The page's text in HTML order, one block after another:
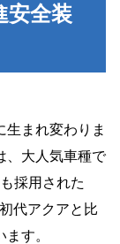
安全装
生まれ変わりま
、大人気車種で
採用された
代アクアと比
す。